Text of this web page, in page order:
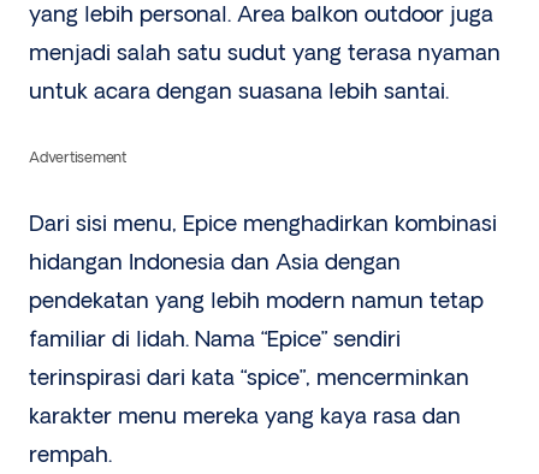
yang lebih personal. Area balkon outdoor juga
menjadi salah satu sudut yang terasa nyaman
untuk acara dengan suasana lebih santai.
Advertisement
Dari sisi menu, Epice menghadirkan kombinasi
hidangan Indonesia dan Asia dengan
pendekatan yang lebih modern namun tetap
familiar di lidah. Nama “Epice” sendiri
terinspirasi dari kata “spice”, mencerminkan
karakter menu mereka yang kaya rasa dan
rempah.